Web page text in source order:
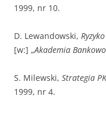
1999, nr 10.
D. Lewandowski,
[w:] „Akademia
S. Milewski, Strategia
1999, nr 4.